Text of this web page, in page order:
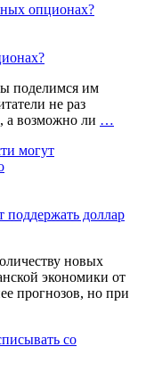
поделимся им
не раз
а возможно ли …
поддержать доллар
новых
экономики от
прогнозов, но при